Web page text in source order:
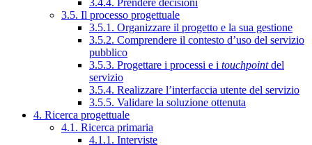
3.4.4. Prendere decisioni
3.5. Il processo progettuale
3.5.1. Organizzare il progetto e la sua gestione
3.5.2. Comprendere il contesto d’uso del servizio
pubblico
3.5.3. Progettare i processi e i touchpointdel
servizio
3.5.4. Realizzare l’interfaccia utente del servizio
3.5.5. Validare la soluzione ottenuta
4. Ricerca progettuale
4.1. Ricerca primaria
4.1.1. Interviste